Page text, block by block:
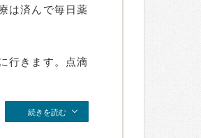
は済んで毎日薬
行きます。点滴
続きを読む